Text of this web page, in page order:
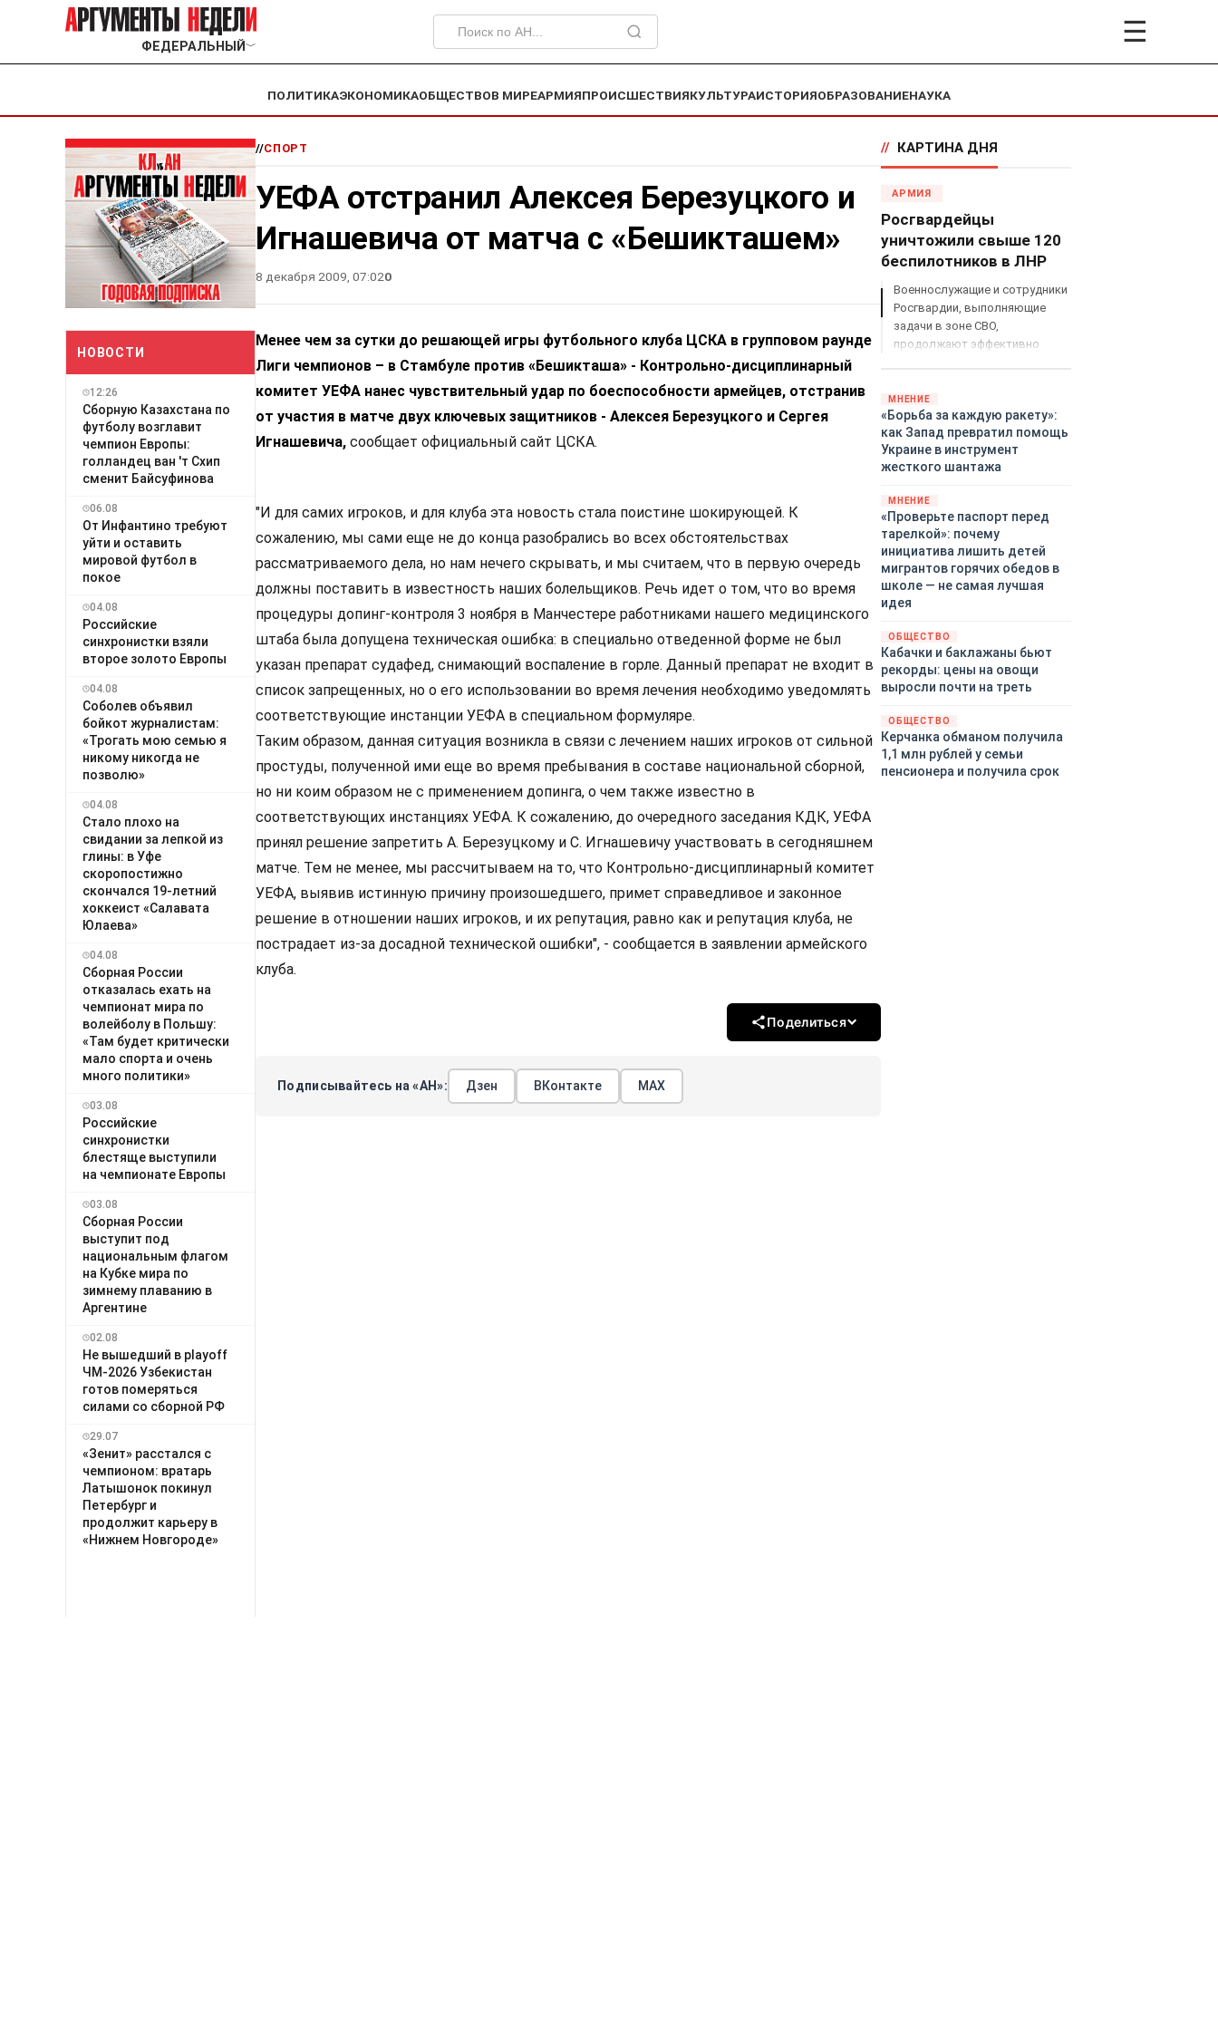
ФЕДЕРАЛЬНЫЙ ﹀ ☰
ПОЛИТИКАЭКОНОМИКАОБЩЕСТВОВ МИРЕАРМИЯПРОИСШЕСТВИЯКУЛЬТУРАИСТОРИЯОБРАЗОВАНИЕНАУКА
НОВОСТИ
12:26
Сборную Казахстана по
футболу возглавит
чемпион Европы:
голландец ван 'т Схип
сменит Байсуфинова
06.08
От Инфантино требуют
уйти и оставить
мировой футбол в
покое
04.08
Российские
синхронистки взяли
второе золото Европы
04.08
Соболев объявил
бойкот журналистам:
«Трогать мою семью я
никому никогда не
позволю»
04.08
Стало плохо на
свидании за лепкой из
глины: в Уфе
скоропостижно
скончался 19-летний
хоккеист «Салавата
Юлаева»
04.08
Сборная России
отказалась ехать на
чемпионат мира по
волейболу в Польшу:
«Там будет критически
мало спорта и очень
много политики»
03.08
Российские
синхронистки
блестяще выступили
на чемпионате Европы
03.08
Сборная России
выступит под
национальным флагом
на Кубке мира по
зимнему плаванию в
Аргентине
02.08
Не вышедший в playoff
ЧМ-2026 Узбекистан
готов померяться
силами со сборной РФ
29.07
«Зенит» расстался с
чемпионом: вратарь
Латышонок покинул
Петербург и
продолжит карьеру в
«Нижнем Новгороде»
//СПОРТ
УЕФА отстранил Алексея Березуцкого и
Игнашевича от матча с «Бешикташем»
8 декабря 2009, 07:020
Менее чем за сутки до решающей игры футбольного клуба ЦСКА в групповом раунде
Лиги чемпионов – в Стамбуле против «Бешикташа» - Контрольно-дисциплинарный
комитет УЕФА нанес чувствительный удар по боеспособности армейцев, отстранив
от участия в матче двух ключевых защитников - Алексея Березуцкого и Сергея
Игнашевича, сообщает официальный сайт ЦСКА.
"И для самих игроков, и для клуба эта новость стала поистине шокирующей. К
сожалению, мы сами еще не до конца разобрались во всех обстоятельствах
рассматриваемого дела, но нам нечего скрывать, и мы считаем, что в первую очередь
должны поставить в известность наших болельщиков. Речь идет о том, что во время
процедуры допинг-контроля 3 ноября в Манчестере работниками нашего медицинского
штаба была допущена техническая ошибка: в специально отведенной форме не был
указан препарат судафед, снимающий воспаление в горле. Данный препарат не входит в
список запрещенных, но о его использовании во время лечения необходимо уведомлять
соответствующие инстанции УЕФА в специальном формуляре.
Таким образом, данная ситуация возникла в связи с лечением наших игроков от сильной
простуды, полученной ими еще во время пребывания в составе национальной сборной,
но ни коим образом не с применением допинга, о чем также известно в
соответствующих инстанциях УЕФА. К сожалению, до очередного заседания КДК, УЕФА
принял решение запретить А. Березуцкому и С. Игнашевичу участвовать в сегодняшнем
матче. Тем не менее, мы рассчитываем на то, что Контрольно-дисциплинарный комитет
УЕФА, выявив истинную причину произошедшего, примет справедливое и законное
решение в отношении наших игроков, и их репутация, равно как и репутация клуба, не
пострадает из-за досадной технической ошибки", - сообщается в заявлении армейского
клуба.
Поделиться
Подписывайтесь на «АН»: Дзен ВКонтакте МАХ
// КАРТИНА ДНЯ
АРМИЯ
Росгвардейцы
уничтожили свыше 120
беспилотников в ЛНР
Военнослужащие и сотрудники
Росгвардии, выполняющие
задачи в зоне СВО,
продолжают эффективно
МНЕНИЕ
«Борьба за каждую ракету»:
как Запад превратил помощь
Украине в инструмент
жесткого шантажа
МНЕНИЕ
«Проверьте паспорт перед
тарелкой»: почему
инициатива лишить детей
мигрантов горячих обедов в
школе — не самая лучшая
идея
ОБЩЕСТВО
Кабачки и баклажаны бьют
рекорды: цены на овощи
выросли почти на треть
ОБЩЕСТВО
Керчанка обманом получила
1,1 млн рублей у семьи
пенсионера и получила срок